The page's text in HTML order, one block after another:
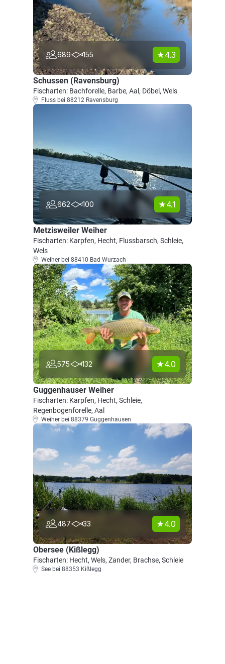
689 155 4.3
Schussen (Ravensburg)
Fischarten: Bachforelle, Barbe, Aal, Döbel, Wels
Fluss bei 88212 Ravensburg
662 100 4.1
Metzisweiler Weiher
Fischarten: Karpfen, Hecht, Flussbarsch, Schleie,
Wels
Weiher bei 88410 Bad Wurzach
575 132 4.0
Guggenhauser Weiher
Fischarten: Karpfen, Hecht, Schleie,
Regenbogenforelle, Aal
Weiher bei 88379 Guggenhausen
487 33 4.0
Obersee (Kißlegg)
Fischarten: Hecht, Wels, Zander, Brachse, Schleie
See bei 88353 Kißlegg